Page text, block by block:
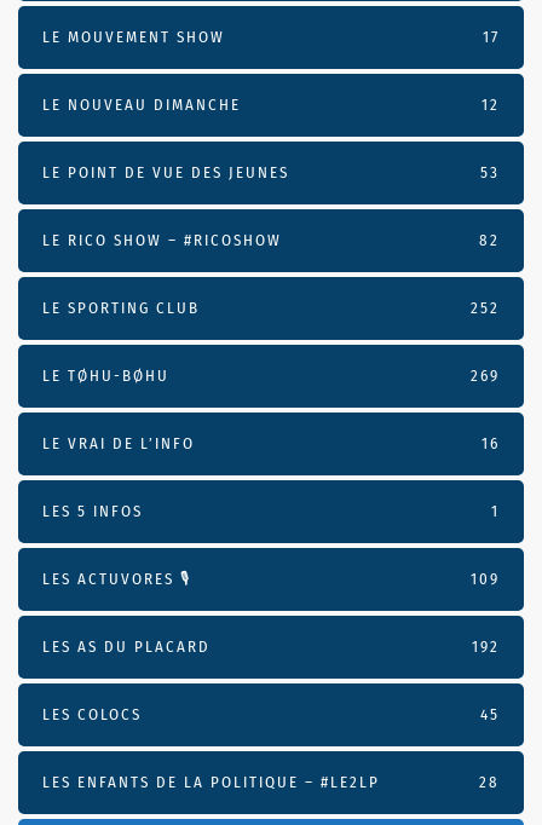
LE MOUVEMENT SHOW 17
LE NOUVEAU DIMANCHE 12
LE POINT DE VUE DES JEUNES 53
LE RICO SHOW – #RICOSHOW 82
LE SPORTING CLUB 252
LE TØHU-BØHU 269
LE VRAI DE L’INFO 16
LES 5 INFOS 1
LES ACTUVORES 🎙 109
LES AS DU PLACARD 192
LES COLOCS 45
LES ENFANTS DE LA POLITIQUE – #LE2LP 28